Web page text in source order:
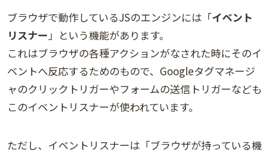
ブラウザで動作しているJSのエンジンには「イベント
リスナー 」という機能があります。
これはブラウザの各種アクションがなされた時にそのイ
ベントへ反応するためのもので、Googleタグマネージ
ャのクリックトリガーやフォームの送信トリガーなども
このイベントリスナーが使われています。
ただし、イベントリスナーは「ブラウザが持っている機